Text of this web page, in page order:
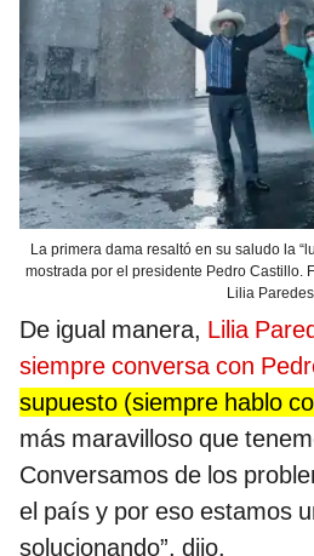
La primera dama resaltó en su saludo la
mostrada por el presidente Pedro Castillo.
Lilia
De igual manera, Lilia
siempre conversa con
supuesto (siempre hablo
más maravilloso que
Conversamos de los
el país y por eso estamos
solucionando”, dijo.